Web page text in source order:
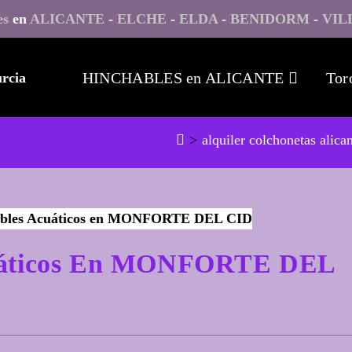
en ALICANTE - ELCHE - ELDA- BENIDORM -
HINCHABLES en ALICANTE
> alquiler colchonetas
En MONFORTE DEL